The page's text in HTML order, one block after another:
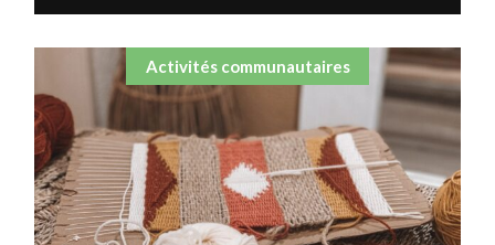
Activités communautaires